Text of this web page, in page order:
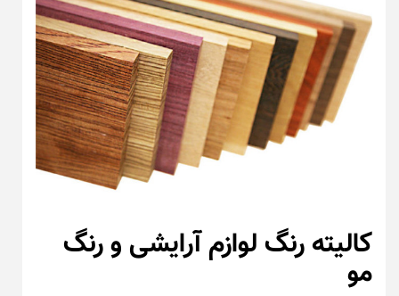
کالیته رنگ لوازم آرایشی و رنگ
مو